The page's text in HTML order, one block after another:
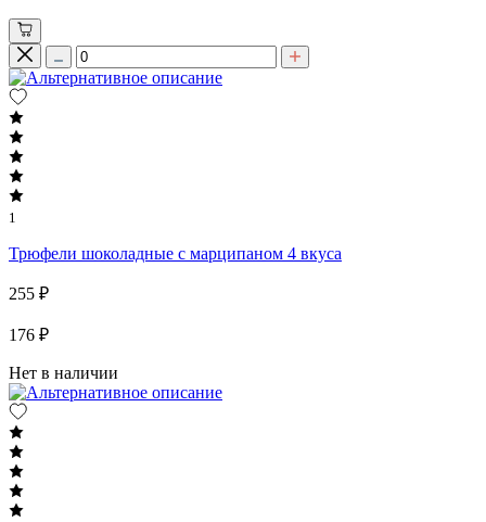
1
Трюфели шоколадные с марципаном 4 вкуса
255 ₽
176 ₽
Нет в наличии